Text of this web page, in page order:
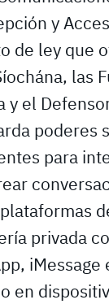
y
de ley que
las
y el
poderes
para
privada
iMessage
en